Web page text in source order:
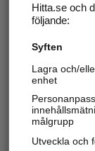
Hitta.se och
följande:
Syften
Lagra och/
enhet
målgrupp
Utveckla och